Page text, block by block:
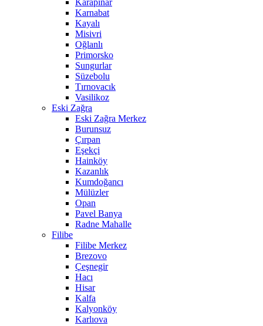
Karapınar
Karnabat
Kayalı
Misivri
Oğlanlı
Primorsko
Sungurlar
Süzebolu
Tırnovacık
Vasilikoz
Eski Zağra
Eski Zağra Merkez
Burunsuz
Çırpan
Eşekçi
Hainköy
Kazanlık
Kumdoğancı
Mülüzler
Opan
Pavel Banya
Radne Mahalle
Filibe
Filibe Merkez
Brezovo
Çeşnegir
Hacı
Hisar
Kalfa
Kalyonköy
Karlıova